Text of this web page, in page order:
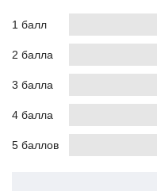
1 балл
2 балла
3 балла
4 балла
5 баллов